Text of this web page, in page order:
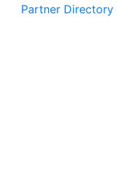
Partner Directory